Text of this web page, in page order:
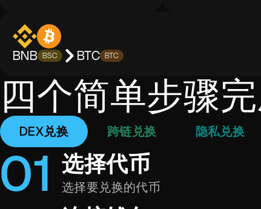
BNB BSC BTC BTC
四个简单步骤
DEX兑换 跨链兑换 隐私兑换
01 选择代币
选择要兑换的代币